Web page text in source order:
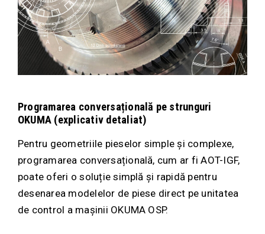
Programarea conversațională pe strunguri
OKUMA (explicativ detaliat)
Pentru geometriile pieselor simple și complexe,
programarea conversațională, cum ar fi AOT-IGF,
poate oferi o soluție simplă și rapidă pentru
desenarea modelelor de piese direct pe unitatea
de control a mașinii OKUMA OSP.